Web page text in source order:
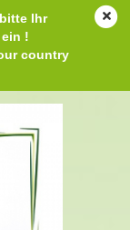
Ihr
!
country